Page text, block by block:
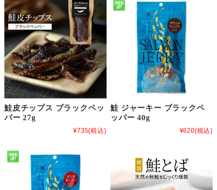
鮭皮チップス ブラックペッ
パー 27g
¥735(税込)
鮭 ジャーキー ブラックペ
ッパー 40g
¥620(税込)